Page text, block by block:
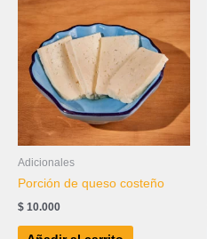
Adicionales
Porción de queso costeño
$ 10.000